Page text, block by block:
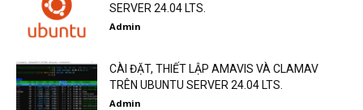
SERVER 24.04 LTS.
Admin
CÀI ĐẶT, THIẾT LẬP AMAVIS VÀ CLAMAV
TRÊN UBUNTU SERVER 24.04 LTS.
Admin